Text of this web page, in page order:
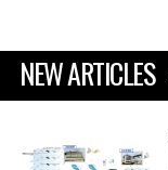
NEW ARTICLES